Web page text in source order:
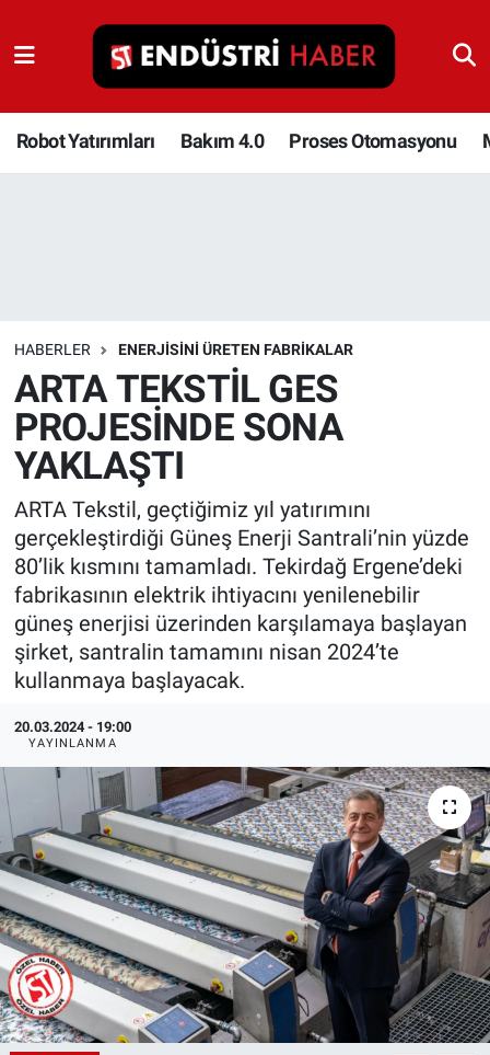
Robot Yatırımları Bakım 4.0 Proses Otomasyonu
HABERLER ENERJISINI ÜRETEN FABRIKALAR
ARTA TEKSTİL GES
PROJESİNDE SONA
YAKLAŞTI
ARTA Tekstil, geçtiğimiz yıl yatırımını
gerçekleştirdiği Güneş Enerji Santrali’nin yüzde
80’lik kısmını tamamladı. Tekirdağ Ergene’deki
fabrikasının elektrik ihtiyacını yenilenebilir
güneş enerjisi üzerinden karşılamaya başlayan
şirket, santralin tamamını nisan 2024’te
kullanmaya başlayacak.
20.03.2024 - 19:00
YAYINLANMA
Robot Yatırımları
Bakım 4.0
Depolama Çözümleri
İnşaat ve Malzeme
HaberOrtak
EndüstriST
Enerjisini Üreten Fabrikalar
Endüstri 4.0 Uygulamaları
Ağır Sanayi Çözümleri